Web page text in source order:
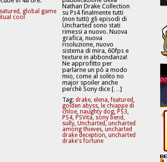
, global game
cool
Nathan Drake Collection
su Ps4 finalmente tutti
(non tutti) gli episodi di
Uncharted sono stati
rimessi a nuovo. Nuova
grafica, nuova
risoluzione, nuovo
sistema di mira, 60fps e
texture in abbondanza!
Ne approfitto per
parlarne un pò a modo
mio, come al solito no
major spoiler anche
perchè Sony dice […]
Tag: drake, elena,featured,
golden abyss, le chiappe di
chloe, naughty dog, PS3,
PS4, PSVita, sony bend,
sully, Uncharted, uncharted
among thieves, uncharted
drake deception, uncharted
drake's fortune